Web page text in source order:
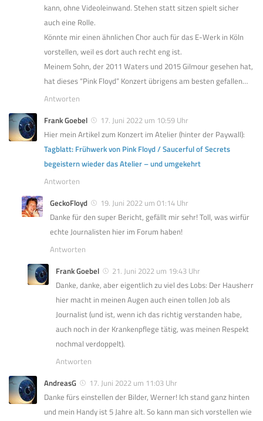
kann, ohne Videoleinwand. Stehen statt sitzen spielt sicher
auch eine Rolle.
Könnte mir einen ähnlichen Chor auch für das E-Werk in Köln
vorstellen, weil es dort auch recht eng ist.
Meinem Sohn, der 2011 Waters und 2015 Gilmour gesehen hat,
hat dieses “Pink Floyd” Konzert übrigens am besten gefallen…
Antworten
Frank Goebel
17. Juni 2022 um 10:59 Uhr
Hier mein Artikel zum Konzert im Atelier (hinter der Paywall):
Tagblatt: Frühwerk von Pink Floyd / Saucerful of Secrets
begeistern wieder das Atelier – und umgekehrt
Antworten
GeckoFloyd
19. Juni 2022 um 01:14 Uhr
Danke für den super Bericht, gefällt mir sehr! Toll, was wirfür
echte Journalisten hier im Forum haben!
Antworten
Frank Goebel
21. Juni 2022 um 19:43 Uhr
Danke, danke, aber eigentlich zu viel des Lobs: Der Hausherr
hier macht in meinen Augen auch einen tollen Job als
Journalist (und ist, wenn ich das richtig verstanden habe,
auch noch in der Krankenpflege tätig, was meinen Respekt
nochmal verdoppelt).
Antworten
AndreasG
17. Juni 2022 um 11:03 Uhr
Danke fürs einstellen der Bilder, Werner! Ich stand ganz hinten
und mein Handy ist 5 Jahre alt. So kann man sich vorstellen wie